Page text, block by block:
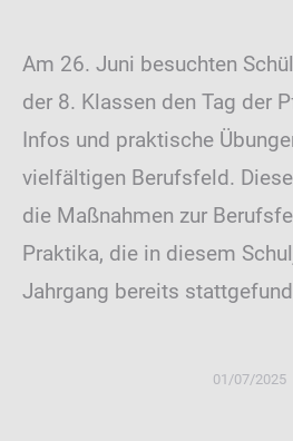
Am 26. Juni besuchten
der 8. Klassen den Tag der
Infos und praktische
vielfältigen Berufsfeld.
die Maßnahmen zur
Praktika, die in diesem
Jahrgang bereits
01/07/2025